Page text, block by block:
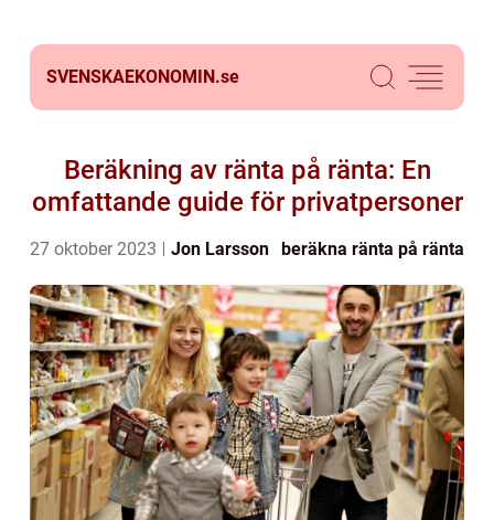
SVENSKAEKONOMIN.se
Beräkning av ränta på ränta: En
omfattande guide för privatpersoner
27 oktober 2023 Jon Larsson beräkna ränta på ränta